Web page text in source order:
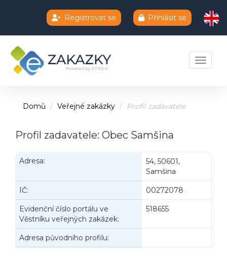
Registrovat se Přihlásit se
Toggle
Domů Veřejné zakázky Profil zadavatele
Profil zadavatele: Obec Samšina
Adresa:
54, 50601,
Samšina
IČ: 00272078
Evidenční číslo portálu ve
Věstníku veřejných zakázek:
518655
Adresa původního profilu:
Chatbot e-zakazky